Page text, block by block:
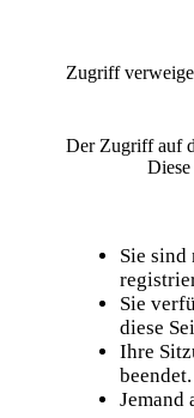
Zugriff
Der Zugriff auf
Sie
Sie
diese
Ihre
beendet.
Jemand